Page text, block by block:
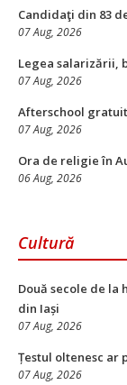
Candidaţi din 83
07 Aug, 2026
Legea salarizării,
07 Aug, 2026
Afterschool
07 Aug, 2026
Ora de religie în
06 Aug, 2026
Cultură
Două secole de
din Iași
07 Aug, 2026
Țestul oltenesc ar
07 Aug, 2026